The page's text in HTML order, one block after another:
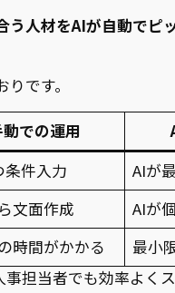
う人材をAIが自動でピ
です。
での運用
条件入力
AIが
文面作成
AIが
時間がかかる
最小
担当者でも効率よく